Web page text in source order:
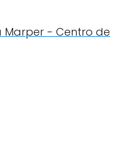
Marper - Centro de